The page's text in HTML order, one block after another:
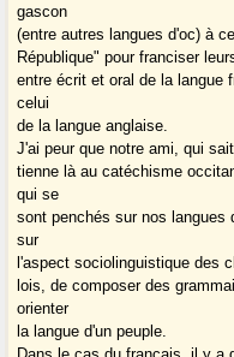
gascon
(entre autres langues d'oc) à
République" pour franciser
entre écrit et oral de la langue
celui
de la langue anglaise.
J'ai peur que notre ami, qui
tienne là au catéchisme
qui se
sont penchés sur nos langues
sur
l'aspect sociolinguistique des
lois, de composer des
orienter
la langue d'un peuple.